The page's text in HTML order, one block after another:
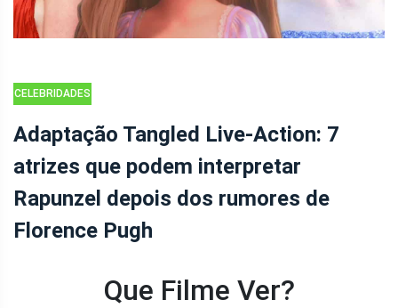
CELEBRIDADES
Adaptação Tangled Live-Action: 7
atrizes que podem interpretar
Rapunzel depois dos rumores de
Florence Pugh
Que Filme Ver?